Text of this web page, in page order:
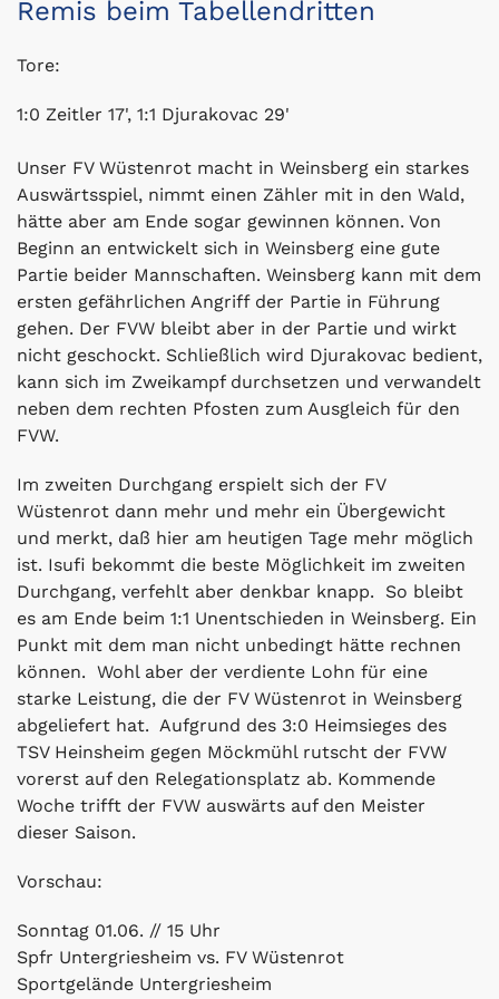
Remis beim Tabellendritten
Tore:
1:0 Zeitler 17', 1:1 Djurakovac 29'
Unser FV Wüstenrot macht in Weinsberg ein starkes
Auswärtsspiel, nimmt einen Zähler mit in den Wald,
hätte aber am Ende sogar gewinnen können. Von
Beginn an entwickelt sich in Weinsberg eine gute
Partie beider Mannschaften. Weinsberg kann mit dem
ersten gefährlichen Angriff der Partie in Führung
gehen. Der FVW bleibt aber in der Partie und wirkt
nicht geschockt. Schließlich wird Djurakovac bedient,
kann sich im Zweikampf durchsetzen und verwandelt
neben dem rechten Pfosten zum Ausgleich für den
FVW.
Im zweiten Durchgang erspielt sich der FV
Wüstenrot dann mehr und mehr ein Übergewicht
und merkt, daß hier am heutigen Tage mehr möglich
ist. Isufi bekommt die beste Möglichkeit im zweiten
Durchgang, verfehlt aber denkbar knapp. So bleibt
es am Ende beim 1:1 Unentschieden in Weinsberg. Ein
Punkt mit dem man nicht unbedingt hätte rechnen
können. Wohl aber der verdiente Lohn für eine
starke Leistung, die der FV Wüstenrot in Weinsberg
abgeliefert hat. Aufgrund des 3:0 Heimsieges des
TSV Heinsheim gegen Möckmühl rutscht der FVW
vorerst auf den Relegationsplatz ab. Kommende
Woche trifft der FVW auswärts auf den Meister
dieser Saison.
Vorschau:
Sonntag 01.06. // 15 Uhr
Spfr Untergriesheim vs. FV Wüstenrot
Sportgelände Untergriesheim